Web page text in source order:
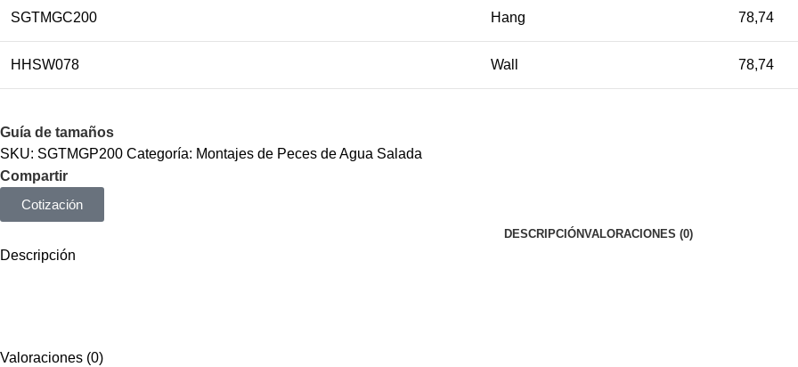
SGTMGC200 Hang 78,74
HHSW078 Wall 78,74
Guía de tamaños
SKU: SGTMGP200 Categoría: Montajes de Peces de Agua Salada
Compartir
Cotización
DESCRIPCIÓNVALORACIONES (0)
Descripción
Valoraciones (0)